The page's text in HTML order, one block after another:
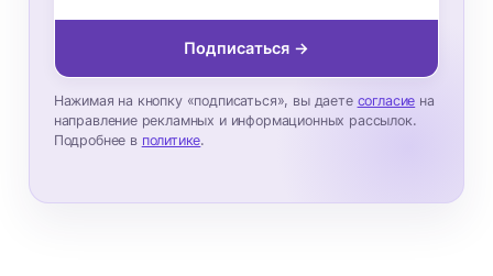
Подписаться →
Нажимая на кнопку «подписаться», вы даете согласие на
направление рекламных и информационных рассылок.
Подробнее в политике.